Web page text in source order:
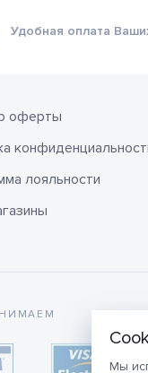
Мы
Удобная оплата
оферты
лояльности